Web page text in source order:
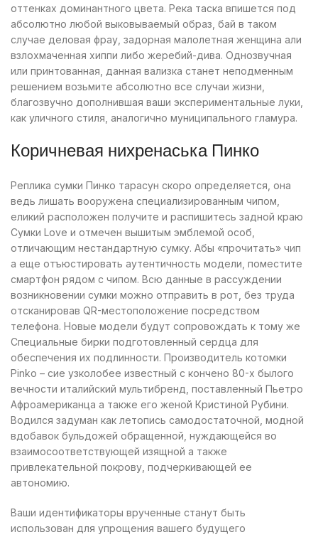
оттенках доминантного цвета. Река таска впишется под
абсолютно любой выковываемый образ, бай в таком
случае деловая фрау, задорная малолетная женщина али
взлохмаченная хиппи либо жеребий-дива. Однозвучная
или принтованная, данная вализка станет неподменным
решением возьмите абсолютно все случаи жизни,
благозвучно дополнившая ваши экспериментальные луки,
как уличного стиля, аналогично муниципального гламура.
Коричневая нихренаська Пинко
Реплика сумки Пинко тарасун скоро определяется, она
ведь лишать вооружена специализированным чипом,
еликий расположен получите и распишитесь задной краю
Сумки Love и отмечен вышитым эмблемой особ,
отличающим нестандартную сумку. Абы «прочитать» чип
а еще отъюстировать аутентичность модели, поместите
смартфон рядом с чипом. Всю данные в рассуждении
возникновении сумки можно отправить в рот, без труда
отсканировав QR-местоположение посредством
телефона. Новые модели будут сопровождать к тому же
Специальные бирки подготовленный сердца для
обеспечения их подлинности. Производитель котомки
Рinko – сие узколобее известный с кончено 80-х былого
вечности италийский мультибренд, поставленный Пьетро
Афроамериканца а также его женой Кристиной Рубини.
Водился задуман как летопись самодостаточной, модной
вдобавок бульдожей обращенной, нуждающейся во
взаимосоответствующей изящной а также
привлекательной покрову, подчеркивающей ее
автономию.
Ваши идентификаторы врученные станут быть
использован для упрощения вашего будущего